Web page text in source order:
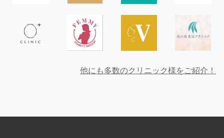
他にも多数のクリニック様をご紹介！